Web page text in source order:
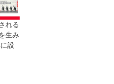
れる
生み
設